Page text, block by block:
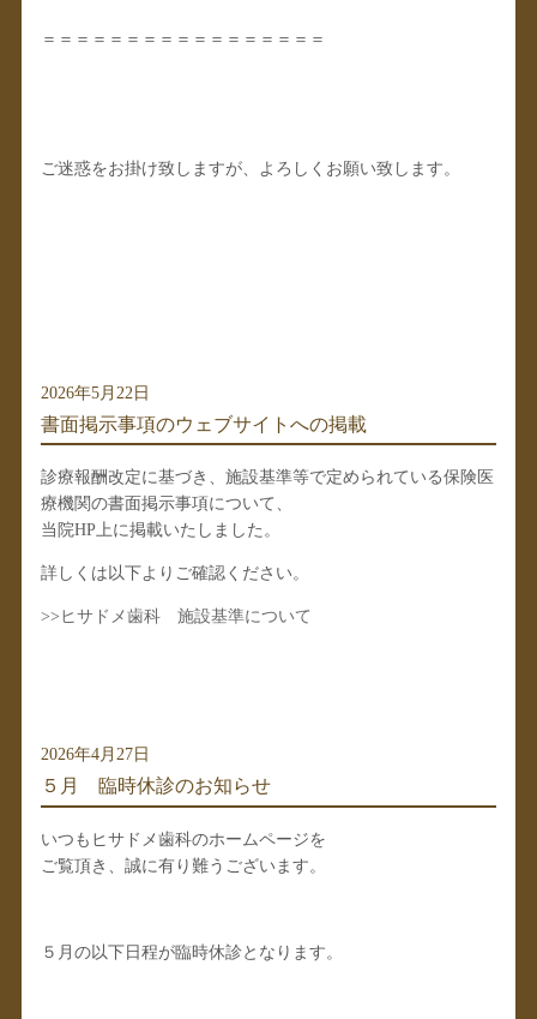
＝＝＝＝＝＝＝＝＝＝＝＝＝＝＝＝＝
ご迷惑をお掛け致しますが、よろしくお願い致します。
2026年5月22日
書面掲示事項のウェブサイトへの掲載
診療報酬改定に基づき、施設基準等で定められている保険医
療機関の書面掲示事項について、
当院HP上に掲載いたしました。
詳しくは以下よりご確認ください。
>> ヒサドメ歯科 施設基準について
2026年4月27日
５月 臨時休診のお知らせ
いつもヒサドメ歯科のホームページを
ご覧頂き、誠に有り難うございます。
５月の以下日程が臨時休診となります。